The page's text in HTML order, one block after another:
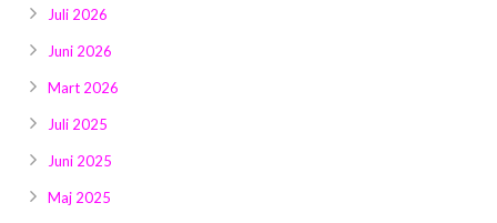
Juli 2026
Juni 2026
Mart 2026
Juli 2025
Juni 2025
Maj 2025